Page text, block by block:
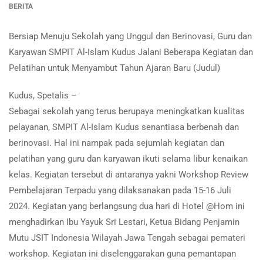
BERITA
Bersiap Menuju Sekolah yang Unggul dan Berinovasi, Guru dan
Karyawan SMPIT Al-Islam Kudus Jalani Beberapa Kegiatan dan
Pelatihan untuk Menyambut Tahun Ajaran Baru (Judul)
Kudus, Spetalis –
Sebagai sekolah yang terus berupaya meningkatkan kualitas
pelayanan, SMPIT Al-Islam Kudus senantiasa berbenah dan
berinovasi. Hal ini nampak pada sejumlah kegiatan dan
pelatihan yang guru dan karyawan ikuti selama libur kenaikan
kelas. Kegiatan tersebut di antaranya yakni Workshop Review
Pembelajaran Terpadu yang dilaksanakan pada 15-16 Juli
2024. Kegiatan yang berlangsung dua hari di Hotel @Hom ini
menghadirkan Ibu Yayuk Sri Lestari, Ketua Bidang Penjamin
Mutu JSIT Indonesia Wilayah Jawa Tengah sebagai pemateri
workshop. Kegiatan ini diselenggarakan guna pemantapan